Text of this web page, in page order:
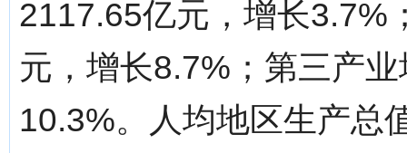
2117.65亿元，增长3.7%
元，增长8.7%；第三产
10.3%。人均地区生产总